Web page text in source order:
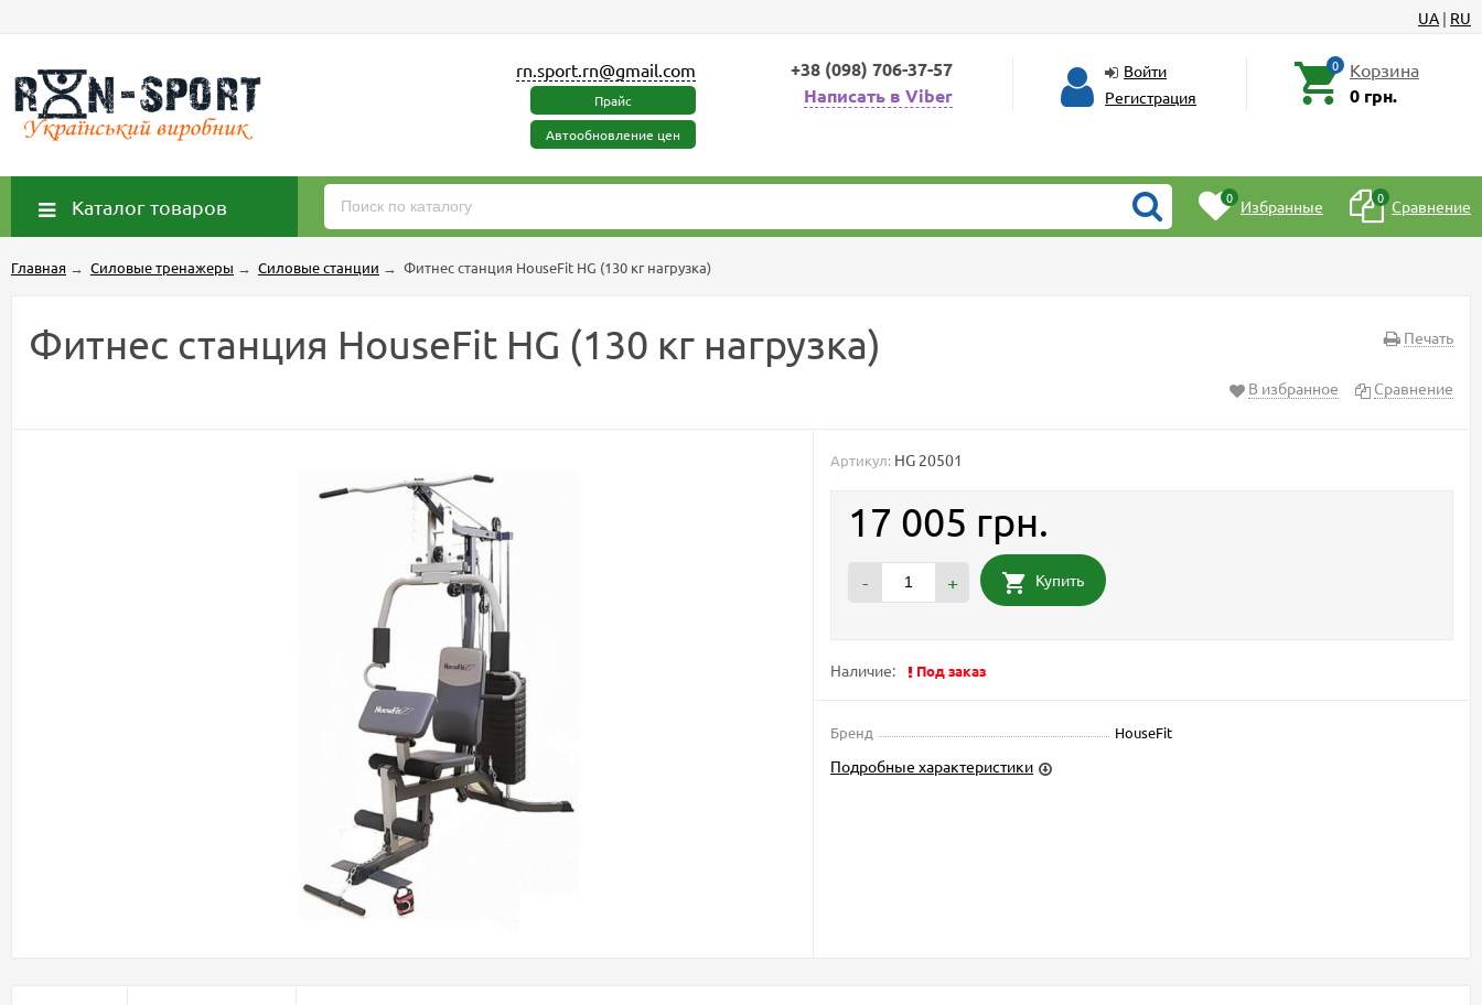
UA | RU
rn.sport.rn@gmail.com
Прайс
Автообновление цен
+38 (098) 706-37-57
Написать в Viber
Войти
Регистрация
0 Корзина
0 грн.
Каталог товаров 0 Избранные 0 Сравнение
Главная → Силовые тренажеры → Силовые станции → Фитнес станция HouseFit HG (130 кг нагрузка)
Печать
Фитнес станция HouseFit HG (130 кг нагрузка)
В избранное Сравнение
Артикул: HG 20501
17 005 грн.
- + Купить
Наличие: Под заказ
Бренд HouseFit
Подробные характеристики